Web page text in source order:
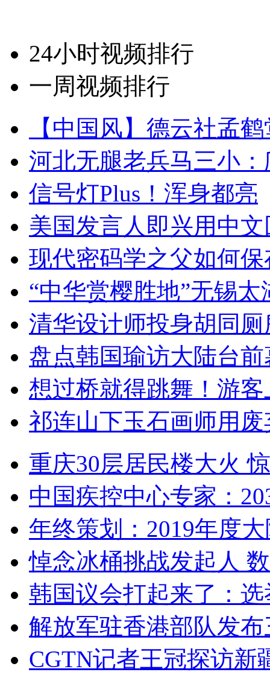
24小时视频排行
一周视频排行
【中国风】德云社孟
河北无腿老兵马三小
信号灯Plus！浑身都亮
美国发言人即兴用中
现代密码学之父如何
“中华赏樱胜地”无锡
清华设计师投身胡同
盘点韩国瑜访大陆台
想过桥就得跳舞！游客
祁连山下玉石画师用
重庆30层居民楼大火
中国疾控中心专家：
年终策划：2019年度
悼念冰桶挑战发起人
韩国议会打起来了：
解放军驻香港部队发
CGTN记者王冠探访新